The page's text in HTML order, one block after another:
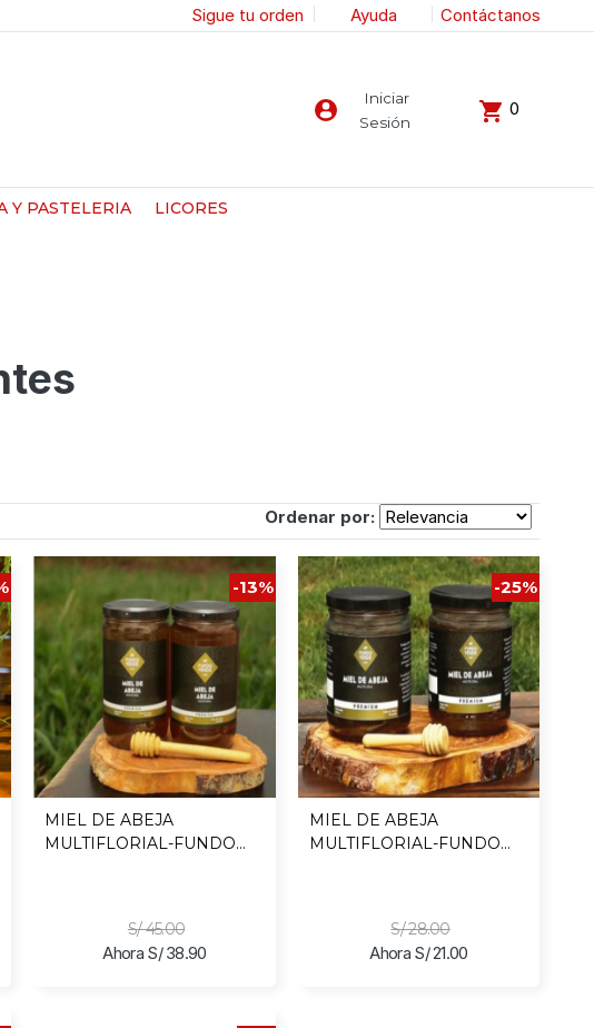
Sigue tu orden Ayuda Contáctanos
Iniciar
Sesión
0
Y PASTELERIA LICORES
Ordenar por:
-13%
MIEL DE ABEJA
MULTIFLORIAL-FUNDO
S/ 45.00
Ahora S/ 38.90
-25%
MIEL DE ABEJA
MULTIFLORIAL-FUNDO
S/ 28.00
Ahora S/ 21.00